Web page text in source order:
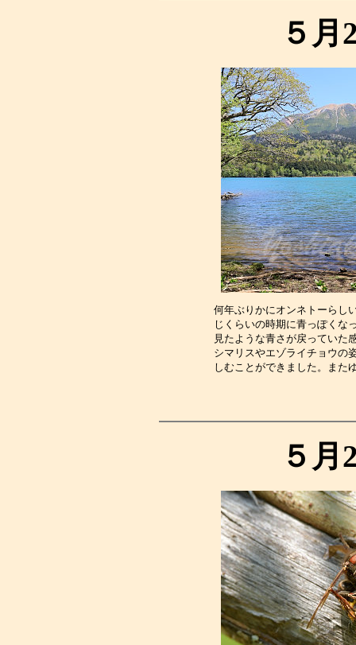
５月
何年ぶりかにオンネトーらし
じくらいの時期に青っぽくな
見たような青さが戻っていた
シマリスやエゾライチョウの
しむことができまし
５月